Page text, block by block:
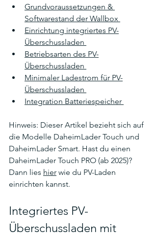
Grundvoraussetzungen &
Softwarestand der Wallbox
Einrichtung integriertes PV-
Überschussladen
Betriebsarten des PV-
Überschussladen
Minimaler Ladestrom für PV-
Überschussladen
Integration Batteriespeicher
Hinweis: Dieser Artikel bezieht sich auf
die Modelle DaheimLader Touch und
DaheimLader Smart. Hast du einen
DaheimLader Touch PRO (ab 2025)?
Dann lies hier wie du PV-Laden
einrichten kannst.
Integriertes PV-
Überschussladen mit